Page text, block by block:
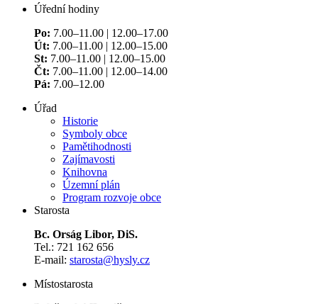
Úřední hodiny
Po: 7.00–11.00 | 12.00–17.00
Út: 7.00–11.00 | 12.00–15.00
St: 7.00–11.00 | 12.00–15.00
Čt: 7.00–11.00 | 12.00–14.00
Pá: 7.00–12.00
Úřad
Historie
Symboly obce
Pamětihodnosti
Zajímavosti
Knihovna
Územní plán
Program rozvoje obce
Starosta
Bc. Orság Libor, DiS.
Tel.: 721 162 656
E-mail: starosta@hysly.cz
​​​​​​​Místostarosta